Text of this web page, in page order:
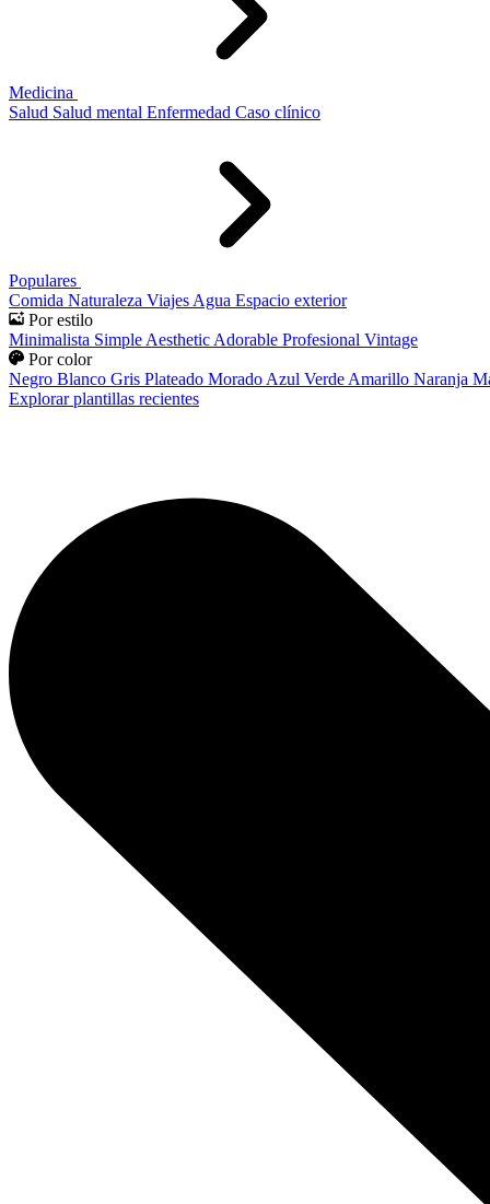
Medicina
Salud Salud mental Enfermedad Caso clínico
Populares
Comida Naturaleza Viajes Agua Espacio exterior
Por estilo
Minimalista Simple Aesthetic Adorable Profesional Vintage
Por color
Negro Blanco Gris Plateado Morado Azul Verde Amarillo Naranja
Explorar plantillas recientes